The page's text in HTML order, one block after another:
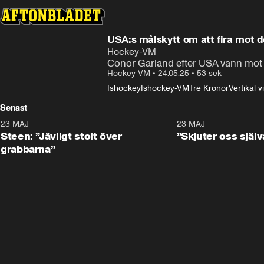
USA:s målskytt om att fira mot
Hockey-VM
Conor Garland efter USA vann
Hockey-VM • 24.05.25 • 53 sek
IshockeyIshockey-VMTre KronorVertikal
Senast
23 MAJ
Steen: ”Jävligt stolt över
grabbarna”
23 MAJ
”Skjuter oss